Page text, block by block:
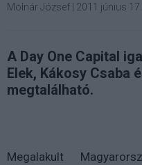
Molnár József 2011 június
A Day One Capital
Elek, Kákosy Csaba
megtalálható.
Megalakult